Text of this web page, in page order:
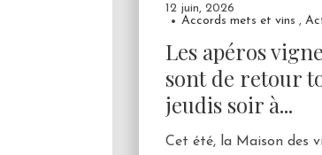
12 juin, 2026
Accords mets et vins ,
Les apéros
sont de retour
jeudis soir à...
Cet été, la Maison des